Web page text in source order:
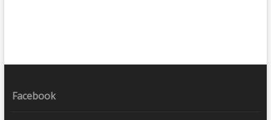
Facebook